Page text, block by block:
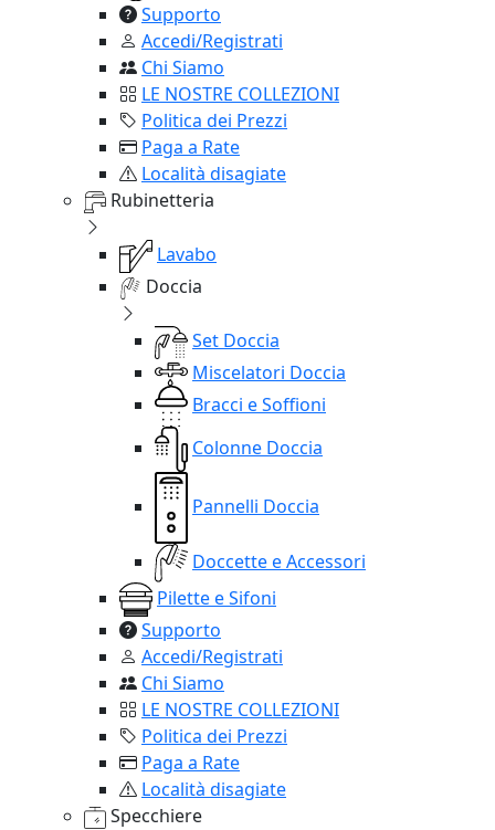
Supporto
Accedi/Registrati
Chi Siamo
LE NOSTRE COLLEZIONI
Politica dei Prezzi
Paga a Rate
Località disagiate
Rubinetteria
Lavabo
Doccia
Set Doccia
Miscelatori Doccia
Bracci e Soffioni
Colonne Doccia
Pannelli Doccia
Doccette e Accessori
Pilette e Sifoni
Supporto
Accedi/Registrati
Chi Siamo
LE NOSTRE COLLEZIONI
Politica dei Prezzi
Paga a Rate
Località disagiate
Specchiere